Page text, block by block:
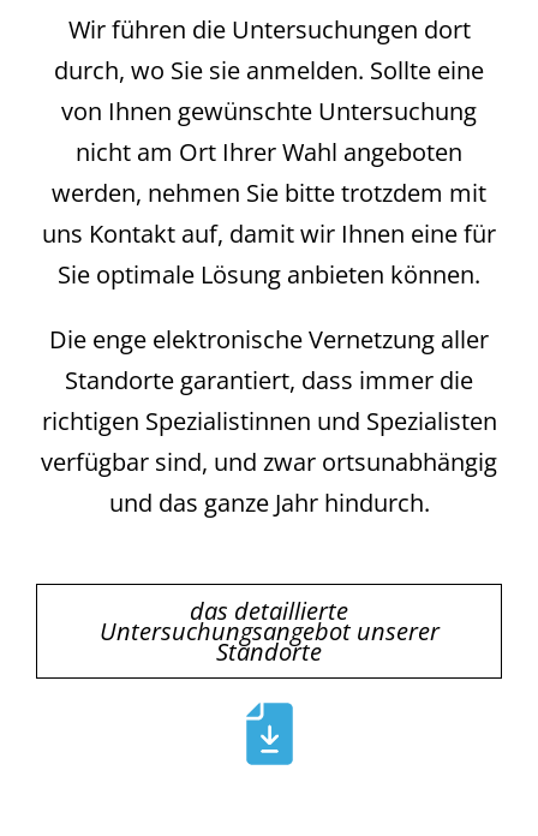
Wir führen die Untersuchungen dort
durch, wo Sie sie anmelden. Sollte eine
von Ihnen gewünschte Untersuchung
nicht am Ort Ihrer Wahl angeboten
werden, nehmen Sie bitte trotzdem mit
uns Kontakt auf, damit wir Ihnen eine für
Sie optimale Lösung anbieten können.
Die enge elektronische Vernetzung aller
Standorte garantiert, dass immer die
richtigen Spezialistinnen und Spezialisten
verfügbar sind, und zwar ortsunabhängig
und das ganze Jahr hindurch.
das detaillierte
Untersuchungsangebot unserer
Standorte